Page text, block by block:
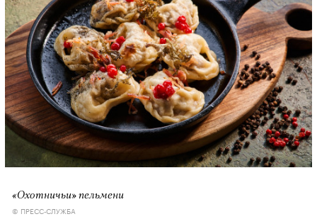
«Охотничьи» пельмени
© ПРЕСС-СЛУЖБА